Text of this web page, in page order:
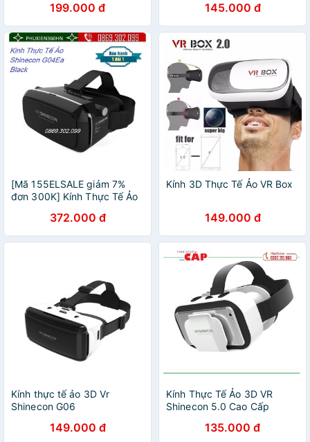
199.000 đ 145.000 đ
[Mã 155ELSALE giảm 7%
đơn 300K] Kính Thực Tế Ảo
Phim 3D Chất Lượng Cao
372.000 đ
Kính 3D Thực Tế Ảo VR Box
149.000 đ
Kính thực tế ảo 3D Vr
Shinecon G06
149.000 đ
Kính Thực Tế Ảo 3D VR
Shinecon 5.0 Cao Cấp
135.000 đ